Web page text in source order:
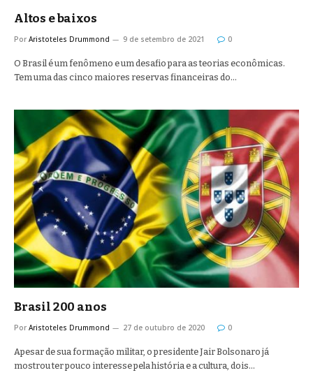
Altos e baixos
Por Aristoteles Drummond 9 de setembro de 2021 0
O Brasil é um fenômeno e um desafio para as teorias econômicas.
Tem uma das cinco maiores reservas financeiras do…
Brasil 200 anos
Por Aristoteles Drummond 27 de outubro de 2020 0
Apesar de sua formação militar, o presidente Jair Bolsonaro já
mostrou ter pouco interesse pela história e a cultura, dois…